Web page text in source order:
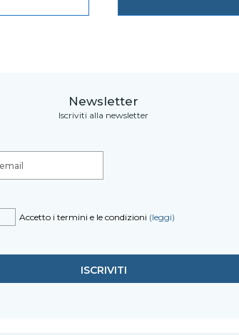
Newsletter
Iscriviti alla newsletter
Accetto i termini e le condizioni (leggi)